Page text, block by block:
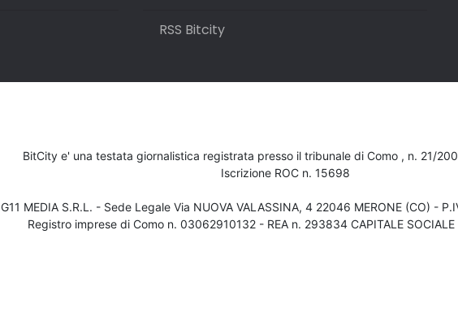
RSS Bitcity
BitCity e' una testata giornalistica registrata presso il tribunale di Como , n. 21/
Iscrizione ROC n. 15698
G11 MEDIA S.R.L. - Sede Legale Via NUOVA VALASSINA, 4 22046 MERONE (CO) -
Registro imprese di Como n. 03062910132 - REA n. 293834 CAPITALE SOCIALE